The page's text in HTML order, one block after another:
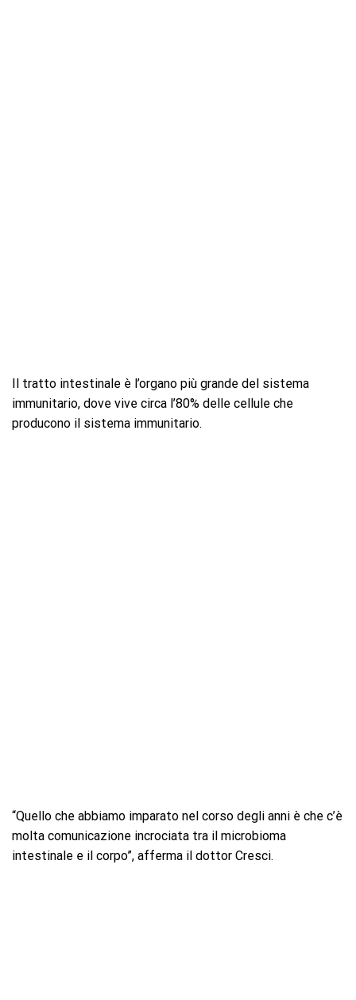
Il tratto intestinale è l’organo più grande del sistema
immunitario, dove vive circa l’80% delle cellule che
producono il sistema immunitario.
“Quello che abbiamo imparato nel corso degli anni è che c’è
molta comunicazione incrociata tra il microbioma
intestinale e il corpo”, afferma il dottor Cresci.